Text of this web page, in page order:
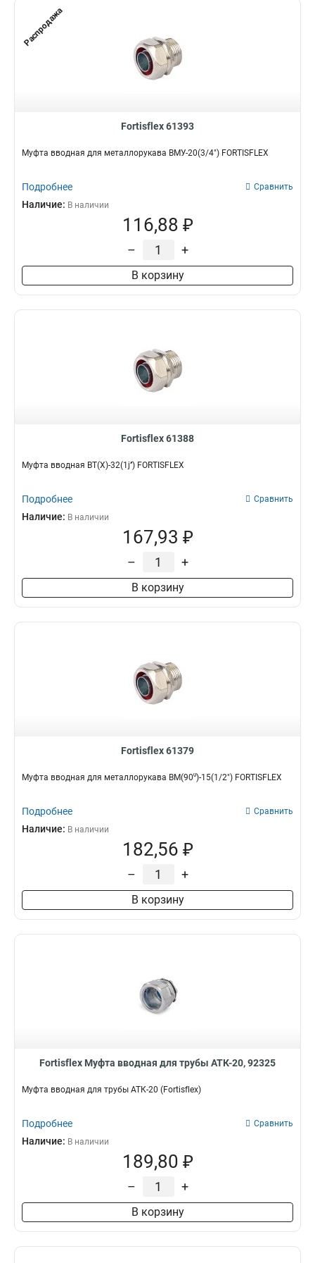
Распродажа
Fortisflex 61393
Муфта вводная для металлорукава ВМУ-20(3/4") FORTISFLEX
Подробнее Сравнить
Наличие: В наличии
116,88 ₽
– +
В корзину
Fortisflex 61388
Муфта вводная ВТ(Х)-32(1ј’’) FORTISFLEX
Подробнее Сравнить
Наличие: В наличии
167,93 ₽
– +
В корзину
Fortisflex 61379
Муфта вводная для металлорукава ВМ(90⁰)-15(1/2") FORTISFLEX
Подробнее Сравнить
Наличие: В наличии
182,56 ₽
– +
В корзину
Fortisflex Муфта вводная для трубы АТК-20, 92325
Муфта вводная для трубы АТК-20 (Fortisflex)
Подробнее Сравнить
Наличие: В наличии
189,80 ₽
– +
В корзину